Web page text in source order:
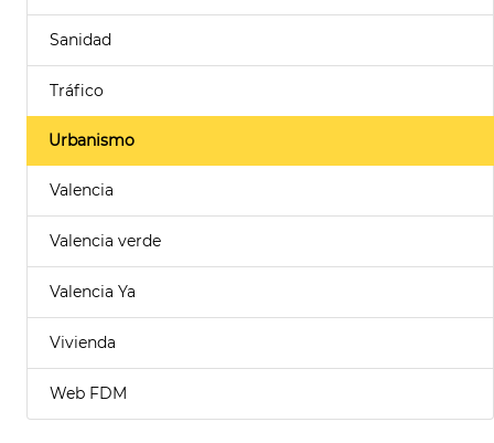
Sanidad
Tráfico
Urbanismo
Valencia
Valencia verde
Valencia Ya
Vivienda
Web FDM